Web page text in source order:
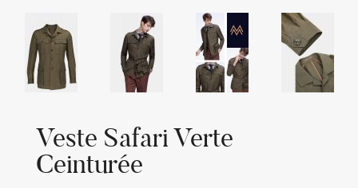
Veste Safari Verte
Ceinturée